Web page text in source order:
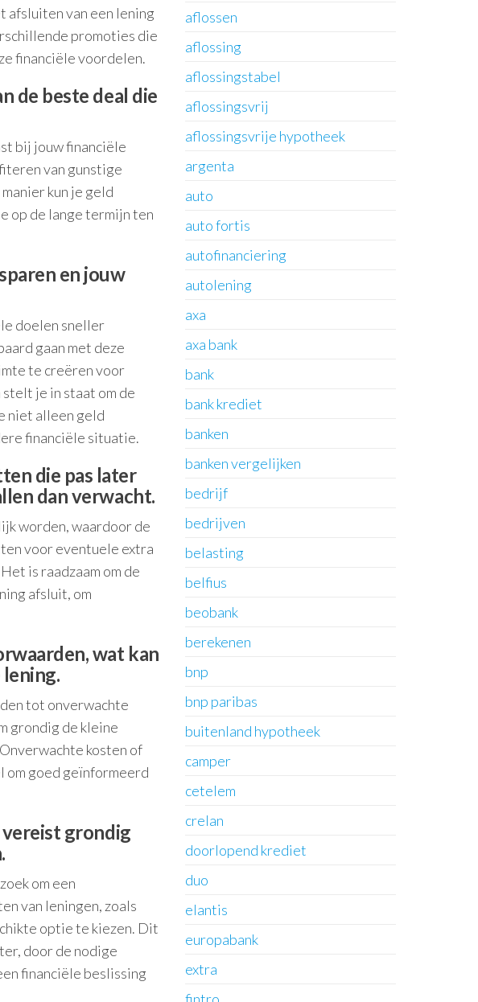
afsluiten van een lening
promoties die
financiële voordelen.
de beste deal die
bij jouw financiële
van gunstige
kun je geld
op de lange termijn ten
en jouw
doelen sneller
gaan met deze
te creëren voor
je in staat om de
niet alleen geld
financiële situatie.
die pas later
dan verwacht.
worden, waardoor de
voor eventuele extra
is raadzaam om de
afsluit, om
wat kan
tot onverwachte
grondig de kleine
kosten of
om goed geïnformeerd
grondig
om een
van leningen, zoals
optie te kiezen. Dit
door de nodige
financiële beslissing
aflossen
aflossing
aflossingstabel
aflossingsvrij
aflossingsvrije hypotheek
argenta
auto
auto fortis
autofinanciering
autolening
axa
axa bank
bank
bank krediet
banken
banken vergelijken
bedrijf
bedrijven
belasting
belfius
beobank
berekenen
bnp
bnp paribas
buitenland hypotheek
camper
cetelem
crelan
doorlopend krediet
duo
elantis
europabank
extra